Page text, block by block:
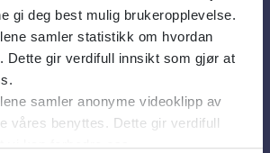
gi deg best mulig brukeropplevelse.
samler statistikk om hvordan
Dette gir verdifull innsikt som gjør at
samler anonyme videoklipp av
våres benyttes. Dette gir verdifull
vi kan forbedre oss.
informasjonskapsler